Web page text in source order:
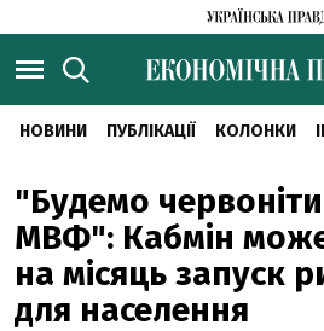
НОВИНИ ПУБЛІКАЦІЇ КОЛОНКИ
"Будемо
МВФ": Кабмін може
на місяць запуск
для населення